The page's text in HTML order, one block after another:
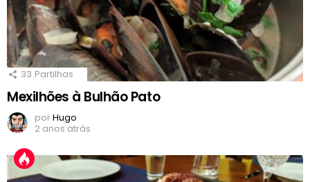
33 Partilhas
Mexilhões à Bulhão Pato
porHugo
2 anos atrás